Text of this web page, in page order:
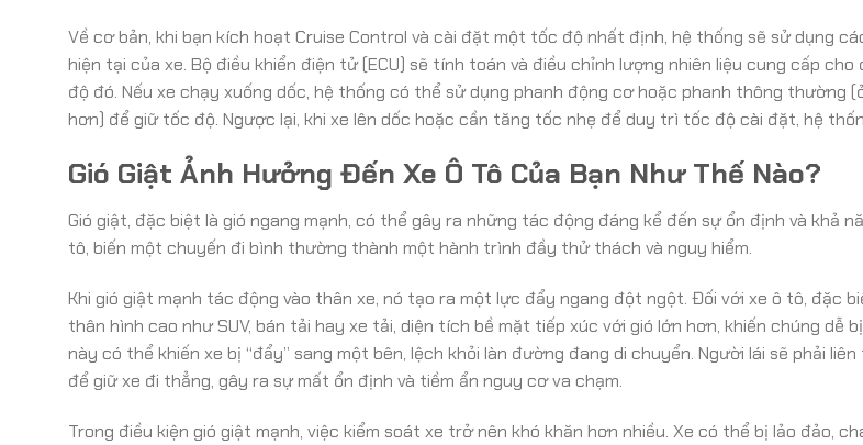
Về cơ bản, khi bạn kích hoạt Cruise Control và cài đặt một tốc độ nhất định, hệ thống sẽ sử dụng
hiện tại của xe. Bộ điều khiển điện tử (ECU) sẽ tính toán và điều chỉnh lượng nhiên liệu cung cấp
độ đó. Nếu xe chạy xuống dốc, hệ thống có thể sử dụng phanh động cơ hoặc phanh thông thường
hơn) để giữ tốc độ. Ngược lại, khi xe lên dốc hoặc cần tăng tốc nhẹ để duy trì tốc độ cài đặt, hệ
Gió Giật Ảnh Hưởng Đến Xe Ô Tô Của Bạn Như Thế Nào?
Gió giật, đặc biệt là gió ngang mạnh, có thể gây ra những tác động đáng kể đến sự ổn định và khả
tô, biến một chuyến đi bình thường thành một hành trình đầy thử thách và nguy hiểm.
Khi gió giật mạnh tác động vào thân xe, nó tạo ra một lực đẩy ngang đột ngột. Đối với xe ô tô, đặc
thân hình cao như SUV, bán tải hay xe tải, diện tích bề mặt tiếp xúc với gió lớn hơn, khiến chúng dễ
này có thể khiến xe bị “đẩy” sang một bên, lệch khỏi làn đường đang di chuyển. Người lái sẽ phải
để giữ xe đi thẳng, gây ra sự mất ổn định và tiềm ẩn nguy cơ va chạm.
Trong điều kiện gió giật mạnh, việc kiểm soát xe trở nên khó khăn hơn nhiều. Xe có thể bị lảo đảo,